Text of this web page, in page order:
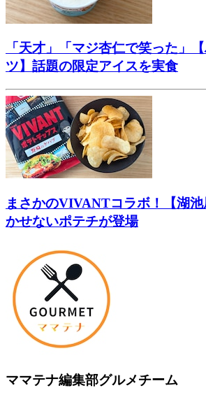
「天才」「マジ杏仁で笑った」
ツ】話題の限定アイスを実食
まさかのVIVANTコラボ！【湖
かせないポテチが登場
ママテナ編集部グルメチーム